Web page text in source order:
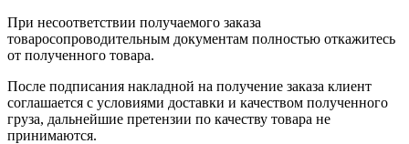
При несоответствии получаемого заказа
товаросопроводительным документам полностью откажитесь
от полученного товара.
После подписания накладной на получение заказа клиент
соглашается с условиями доставки и качеством полученного
груза, дальнейшие претензии по качеству товара не
принимаются.